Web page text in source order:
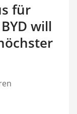
für
will